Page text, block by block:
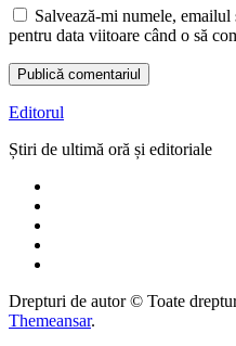
Salvează-mi numele,
pentru data viitoare când o să
Editorul
Știri de ultimă oră și editoriale
Drepturi de autor © Toate
Themeansar.